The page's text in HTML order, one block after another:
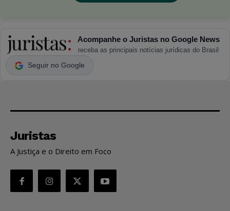
Acompanhe o Juristas no Google News
receba as principais notícias jurídicas do Brasil
Seguir no Google
Juristas
A Justiça e o Direito em Foco